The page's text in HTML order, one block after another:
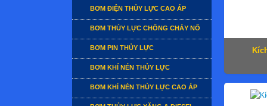
BƠM ĐIỆN THỦY LỰC CAO ÁP
BƠM THỦY LỰC CHỐNG CHÁY NỔ
BƠM PIN THỦY LỰC
BƠM KHÍ NÉN THỦY LỰC
BƠM KHÍ NÉN THỦY LỰC CAO ÁP